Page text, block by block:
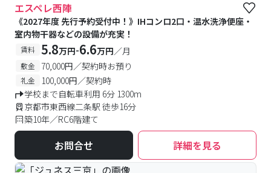
エスペレ西陣
《2027年度 先行予約受付中！》IHコンロ2口・温水洗浄便座・
室内物干器などの設備が充実！
賃料 5.8万円-6.6万円／月
敷金 70,000円／契約時お預り
礼金
100,000円／契約時
学校まで自転車利用 6分 1300m
京都市東西線二条駅 徒歩16分
築10年／RC6階建て
お問合せ 詳細を見る